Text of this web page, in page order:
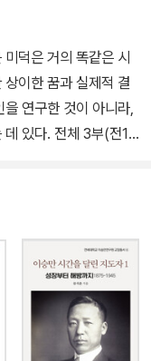
역서로 《트루먼회고
덕은 거의 똑같은 시
이한 꿈과 실제적 결
연구한 것이 아니라,
3부(전10
태어났지만, 이승만은
콤플렉스를 느끼면서
향후 독립운동의 노
선의 차이를 이해하는
사회화의 과정을 거치
사건이나 운동에 직접